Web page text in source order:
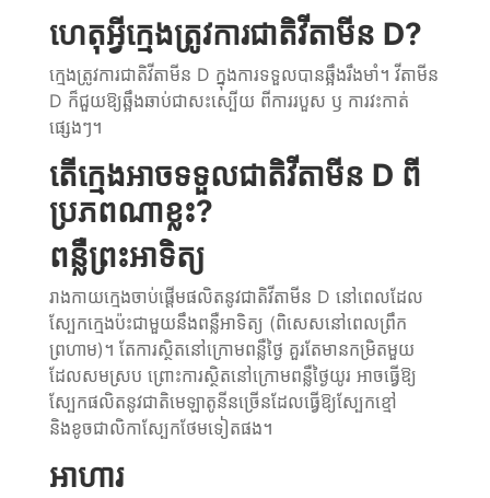
ហេតុអ្វីក្មេងត្រូវការជាតិវីតាមីន D?
ក្មេងត្រូវការជាតិវីតាមីន D ក្នុងការទទួលបានឆ្អឹងរឹងមាំ។ វីតាមីន
D ក៏ជួយឱ្យឆ្អឹងឆាប់ជាសះស្បើយ ពីការរបួស ឫ ការវះកាត់
ផ្សេងៗ។
តើក្មេងអាចទទួលជាតិវីតាមីន D ពី
ប្រភពណាខ្លះ?
ពន្លឺព្រះអាទិត្យ
រាងកាយក្មេងចាប់ផ្ដើមផលិតនូវជាតិវីតាមីន D នៅពេលដែល
ស្បែកក្មេងប៉ះជាមួយនឹងពន្លឺអាទិត្យ (ពិសេសនៅពេលព្រឹក
ព្រហាម)។ តែការស្ថិតនៅក្រោមពន្លឺថ្ងៃ គួរតែមានកម្រិតមួយ
ដែលសមស្រប ព្រោះការស្ថិតនៅក្រោមពន្លឺថ្ងៃយូរ អាចធ្វើឱ្យ
ស្បែកផលិតនូវជាតិមេឡាតូនីនច្រើនដែលធ្វើឱ្យស្បែកខ្មៅ
និងខូចជាលិកាស្បែកថែមទៀតផង។
អាហារ